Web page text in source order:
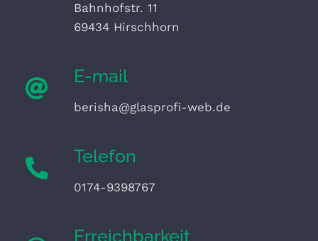
Bahnhofstr. 11
69434 Hirschhorn
E-mail
berisha@glasprofi-web.de
Telefon
0174-9398767
Erreichbarkeit